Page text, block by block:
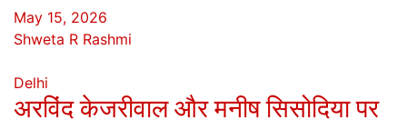
May 15, 2026
Shweta R Rashmi
Delhi
अरविंद केजरीवाल और मनीष सिसोदिया पर